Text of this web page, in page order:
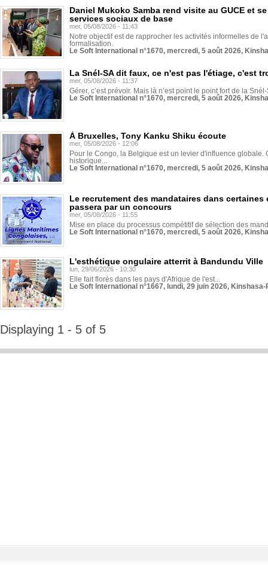
Daniel Mukoko Samba rend visite au GUCE et
services sociaux de base
mer, 05/08/2026 - 11:43
Notre objectif est de rapprocher les activités informelles de
formalisation.
Le Soft International n°1670, mercredi, 5 août 2026,
La Snél-SA dit faux, ce n'est pas l'étiage, c'est
mer, 05/08/2026 - 11:37
Gérer, c’est prévoir. Mais là n’est point le point fort de la
Le Soft International n°1670, mercredi, 5 août 2026,
À Bruxelles, Tony Kanku Shiku écoute
mer, 05/08/2026 - 12:06
Pour le Congo, la Belgique est un levier d'influence globale.
historique...
Le Soft International n°1670, mercredi, 5 août 2026,
Le recrutement des mandataires dans
passera par un concours
mer, 05/08/2026 - 11:55
Mise en place du processus compétitif de sélection des
Le Soft International n°1670, mercredi, 5 août 2026,
L'esthétique ongulaire atterrit à Bandundu Ville
lun, 29/06/2026 - 10:30
Elle fait florès dans les pays d'Afrique de l'est...
Le Soft International n°1667, lundi, 29 juin 2026,
Displaying 1 - 5 of 5